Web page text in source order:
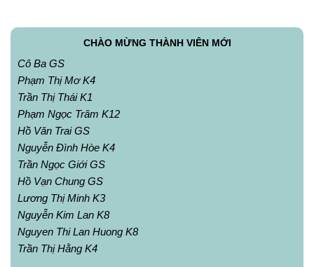
CHÀO MỪNG THÀNH VIÊN MỚI
Cô Ba GS
Phạm Thị Mơ K4
Trần Thị Thái K1
Phạm Ngọc Trâm K12
Hồ Văn Trai GS
Nguyễn Đình Hòe K4
Trần Ngọc Giới GS
Hồ Vạn Chung GS
Lương Thị Minh K3
Nguyễn Kim Lan K8
Nguyen Thi Lan Huong K8
Trần Thị Hằng K4